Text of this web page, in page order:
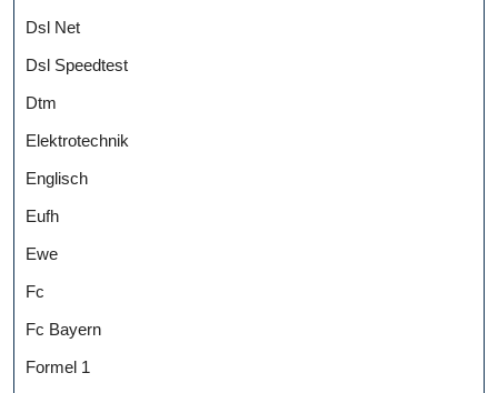
Dsl Net
Dsl Speedtest
Dtm
Elektrotechnik
Englisch
Eufh
Ewe
Fc
Fc Bayern
Formel 1